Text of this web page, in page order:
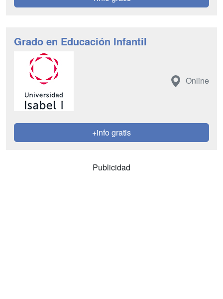
Grado en Educación Infantil
Online
+info gratis
Publicidad